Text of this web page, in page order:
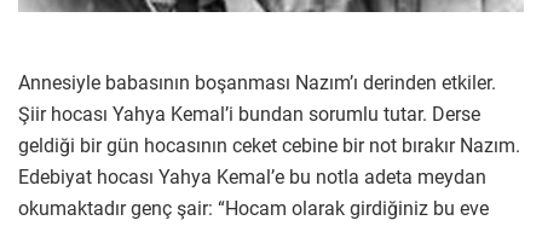
Annesiyle babasının boşanması Nazım’ı derinden etkiler.
Şiir hocası Yahya Kemal’i bundan sorumlu tutar. Derse
geldiği bir gün hocasının ceket cebine bir not bırakır Nazım.
Edebiyat hocası Yahya Kemal’e bu notla adeta meydan
okumaktadır genç şair: “Hocam olarak girdiğiniz bu eve